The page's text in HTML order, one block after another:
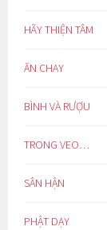
HÃY THIỆN TÂM
ĂN CHAY
BÌNH VÀ RƯỢU
TRONG VEO…
SÂN HẬN
PHẬT DẠY